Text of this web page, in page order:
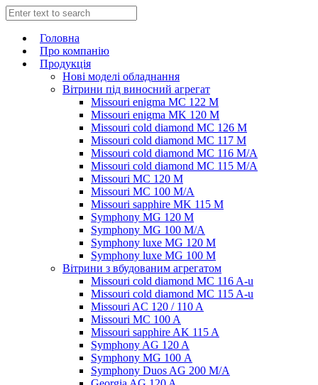
Головна
Про компанію
Продукція
Нові моделі обладнання
Вітрини під виносний агрегат
Missouri enigma MC 122 M
Missouri enigma MK 120 M
Missouri cold diamond MC 126 M
Missouri cold diamond MC 117 M
Missouri cold diamond MC 116 M/A
Missouri cold diamond MC 115 M/A
Missouri MC 120 M
Missouri MC 100 M/A
Missouri sapphire MK 115 M
Symphony MG 120 M
Symphony MG 100 M/А
Symphony luxe MG 120 M
Symphony luxe MG 100 M
Вітрини з вбудованим агрегатом
Missouri cold diamond MC 116 A-u
Missouri cold diamond MC 115 A-u
Missouri AC 120 / 110 A
Missouri MC 100 A
Missouri sapphire AK 115 A
Symphony AG 120 A
Symphony MG 100 А
Symphony Duos AG 200 M/A